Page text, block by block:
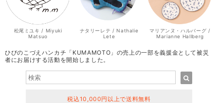
松尾ミユキ / Miyuki
Matsuo
ナタリーレテ / Nathalie
Lete
マリアンヌ・ハルバーグ /
Marianne Hallberg
ひびのこづえハンカチ「KUMAMOTO」の売上の一部を義援金として被災
者にお届けする活動を開始しました。
税込10,000円以上で送料無料